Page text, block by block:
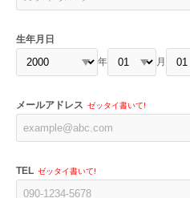
生年月日
年
月
メールアドレス ゼッタイ書いて!
TEL ゼッタイ書いて!